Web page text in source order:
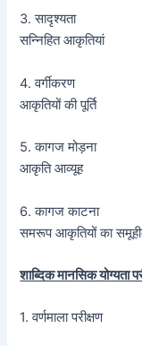
3.
सन्निहित आकृतियां
4.
आकृतियों की पूर्ति
5.
आकृति आव्यूह
6.
समरूप आकृतियों का
शाब्दिक मानसिक योग्यता
1. वर्णमाला परीक्षण